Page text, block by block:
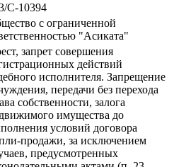
С-10394
с ограниченной
"Асиката"
запрет совершения
действий
исполнителя. Запрещение
передачи без перехода
собственности, залога
имущества до
условий договора
продажи, за исключением
предусмотренных